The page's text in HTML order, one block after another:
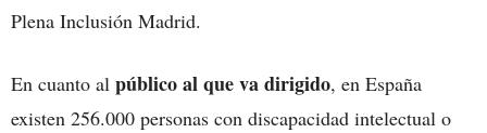
Plena Inclusión Madrid.
En cuanto al público al que va dirigido, en España
existen 256.000 personas con discapacidad intelectual o